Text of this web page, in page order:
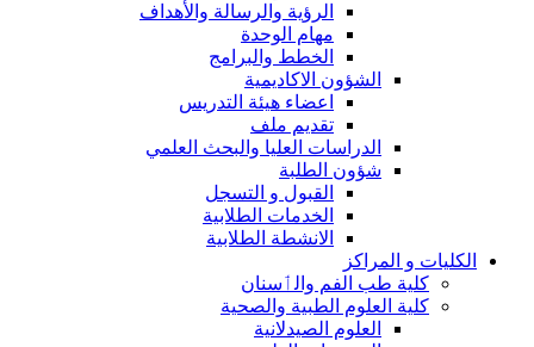
الرؤية والرسالة والأهداف
مهام الوحدة
الخطط والبرامج
الشؤون الاكاديمية
اعضاء هيئة التدريس
تقديم ملف
الدراسات العليا والبحث العلمي
شؤون الطلبة
القبول و التسجل
الخدمات الطلابية
الانشطة الطلابية
الكليات و المراكز
كلية طب الفم والٲسنان
كلية العلوم الطبية والصحية
العلوم الصيدلانية